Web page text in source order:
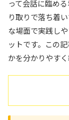
って会話に臨め
り取りで落ち着
な場面で実践し
ットです。この
かを分かりやすく